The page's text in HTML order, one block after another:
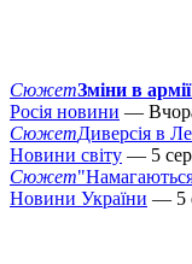
СюжетЗміни в
Росія новини —
СюжетДиверсія в
Новини світу — 5
Сюжет
Новини України — 5